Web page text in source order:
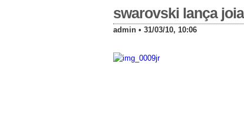
swarovski lança
admin • 31/03/10, 10:06